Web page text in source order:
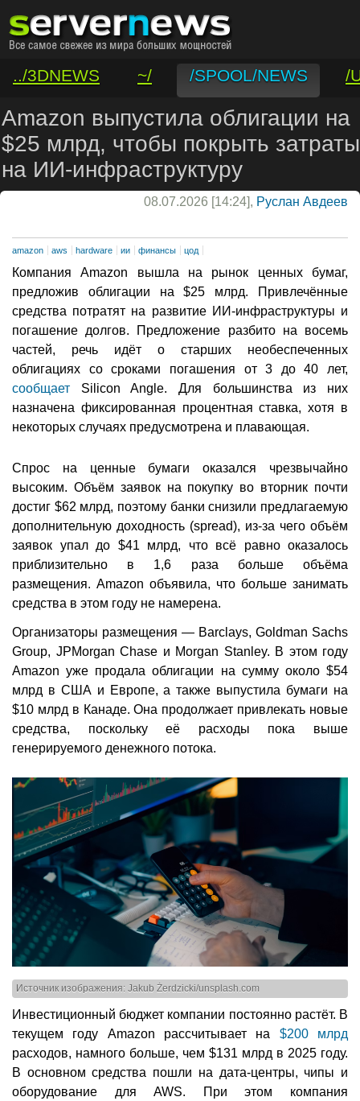
../3DNEWS ~/ /SPOOL/NEWS
/
/VAR/CONTACT
Amazon выпустила облигации на
$25 млрд, чтобы покрыть затраты
на ИИ-инфраструктуру
08.07.2026 [14:24], Руслан Авдеев
amazon aws hardware ии финансы цод
Компания Amazon вышла на рынок ценных бумаг,
предложив облигации на $25 млрд. Привлечённые
средства потратят на развитие ИИ-инфраструктуры и
погашение долгов. Предложение разбито на восемь
частей, речь идёт о старших необеспеченных
облигациях со сроками погашения от 3 до 40 лет,
сообщает Silicon Angle. Для большинства из них
назначена фиксированная процентная ставка, хотя в
некоторых случаях предусмотрена и плавающая.
Спрос на ценные бумаги оказался чрезвычайно
высоким. Объём заявок на покупку во вторник почти
достиг $62 млрд, поэтому банки снизили предлагаемую
дополнительную доходность (spread), из-за чего объём
заявок упал до $41 млрд, что всё равно оказалось
приблизительно в 1,6 раза больше объёма
размещения. Amazon объявила, что больше занимать
средства в этом году не намерена.
Организаторы размещения — Barclays, Goldman Sachs
Group, JPMorgan Chase и Morgan Stanley. В этом году
Amazon уже продала облигации на сумму около $54
млрд в США и Европе, а также выпустила бумаги на
$10 млрд в Канаде. Она продолжает привлекать новые
средства, поскольку её расходы пока выше
генерируемого денежного потока.
Источник изображения: Jakub Żerdzicki/unsplash.com
Инвестиционный бюджет компании постоянно растёт. В
текущем году Amazon рассчитывает на $200 млрд
расходов, намного больше, чем $131 млрд в 2025 году.
В основном средства пошли на дата-центры, чипы и
оборудование для AWS. При этом компания